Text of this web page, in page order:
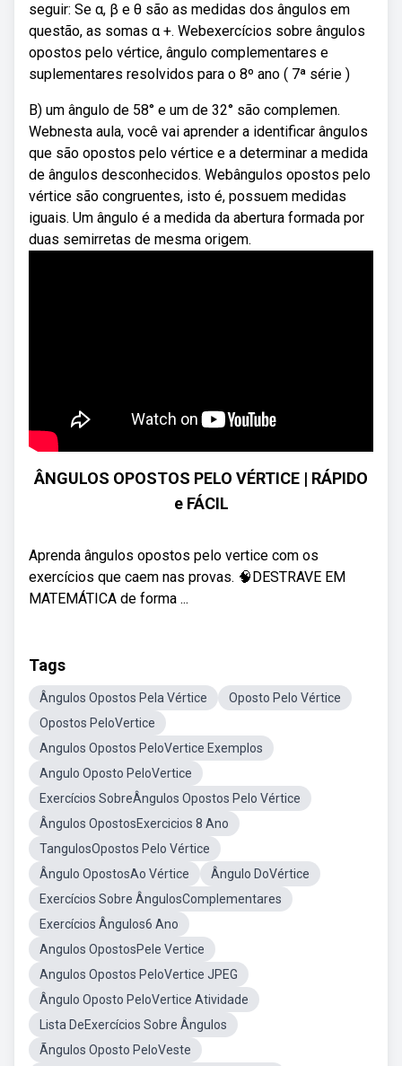
seguir: Se α, β e θ são as medidas dos ângulos em
questão, as somas α +. Webexercícios sobre ângulos
opostos pelo vértice, ângulo complementares e
suplementares resolvidos para o 8º ano ( 7ª série )
B) um ângulo de 58° e um de 32° são complemen.
Webnesta aula, você vai aprender a identificar ângulos
que são opostos pelo vértice e a determinar a medida
de ângulos desconhecidos. Webângulos opostos pelo
vértice são congruentes, isto é, possuem medidas
iguais. Um ângulo é a medida da abertura formada por
duas semirretas de mesma origem.
ÂNGULOS OPOSTOS PELO VÉRTICE | RÁPIDO
e FÁCIL
Aprenda ângulos opostos pelo vertice com os
exercícios que caem nas provas. 🧠DESTRAVE EM
MATEMÁTICA de forma ...
Tags
Ângulos Opostos Pela Vértice
Oposto Pelo Vértice
Opostos PeloVertice
Angulos Opostos PeloVertice Exemplos
Angulo Oposto PeloVertice
Exercícios SobreÂngulos Opostos Pelo Vértice
Ângulos OpostosExercicios 8 Ano
TangulosOpostos Pelo Vértice
Ângulo OpostosAo Vértice
Ângulo DoVértice
Exercícios Sobre ÂngulosComplementares
Exercícios Ângulos6 Ano
Angulos OpostosPele Vertice
Angulos Opostos PeloVertice JPEG
Ângulo Oposto PeloVertice Atividade
Lista DeExercícios Sobre Ângulos
Ãngulos Oposto PeloVeste